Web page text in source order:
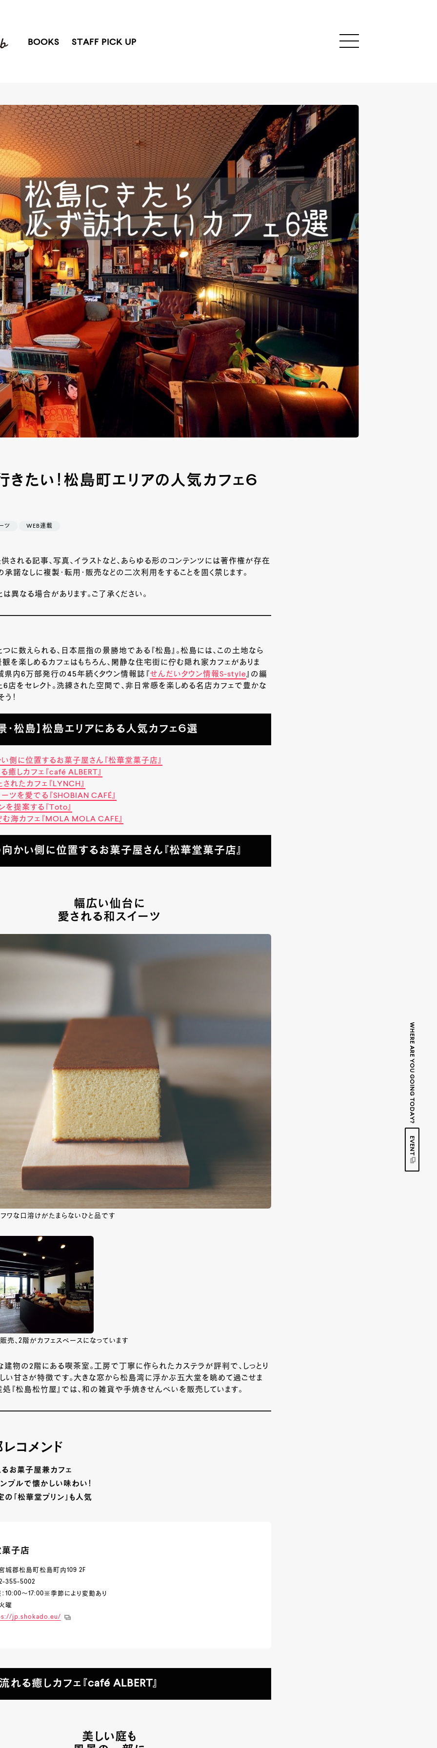
BOOKS STAFF PICK UP
WHERE ARE YOU GOING TODAY?
EVENT
きたい！松島町エリアの人気カフェ６
ツ WEB連載
される記事、写真、イラストなど、あらゆる形のコンテンツには著作権が存在
承諾なしに複製・転用・販売などの二次利用をすることを固く禁じます。
異なる場合があります。ご了承ください。
に数えられる、日本屈指の景勝地である『松島』。松島には、この土地なら
を楽しめるカフェはもちろん、閑静な住宅街に佇む隠れ家カフェがありま
県内6万部発行の45年続くタウン情報誌『 せんだいタウン情報S-style』 の編
店をセレクト。洗練された空間で、非日常感を楽しめる名店カフェで豊かな
！
・松島】松島エリアにある人気カフェ６選
側に位置するお菓子屋さん『松華堂菓子店』
癒しカフェ『café ALBERT』
れたカフェ『LYNCH』
ツを愛でる『SHOBIAN CAFÉ』
を提案する『Toto』
海カフェ『MOLA MOLA CAFE』
かい側に位置するお菓子屋さん『松華堂菓子店』
幅広い仙台に
愛される和スイーツ
ワな口溶けがたまらないひと品です
売、2階がカフェスペースになっています
建物の2階にある喫茶室。工房で丁寧に作られたカステラが評判で、しっとり
い甘さが特徴です。大きな窓から松島湾に浮かぶ五大堂を眺めて過ごせま
『松島松竹屋』では、和の雑貨や手焼きせんべいを販売しています。
コメンド
お菓子屋兼カフェ
プルで懐かしい味わい！
の「松華堂プリン」も人気
子店
城郡松島町松島町内109 2F
355-5002
10:00～17:00※季節により変動あり
曜
jp.shokado.eu/
れる癒しカフェ『café ALBERT』
美しい庭も